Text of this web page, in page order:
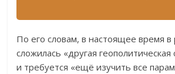
По его словам, в настоящее время в
сложилась «другая геополитическая
и требуется «ещё изучить все